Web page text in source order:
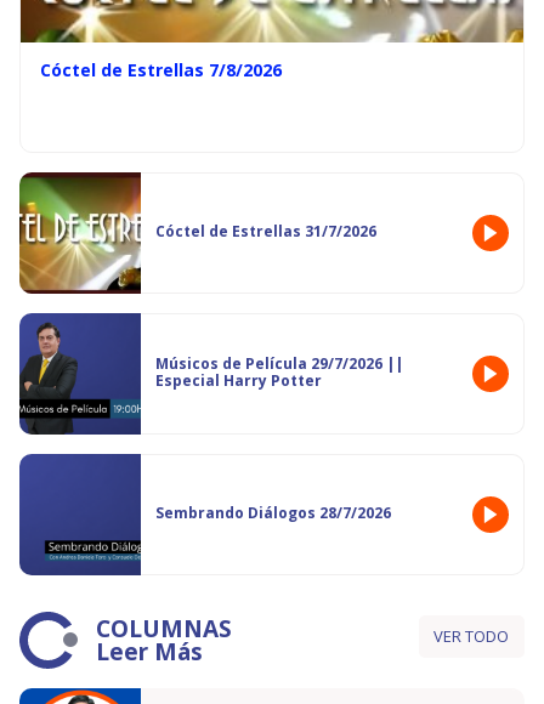
Cóctel de Estrellas 7/8/2026
Cóctel de Estrellas 31/7/2026
Músicos de Película 29/7/2026 ||
Especial Harry Potter
Sembrando Diálogos 28/7/2026
COLUMNAS
Leer Más VER TODO